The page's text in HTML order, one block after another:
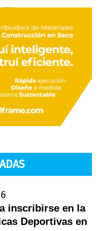
inscribirse en la
Deportivas en